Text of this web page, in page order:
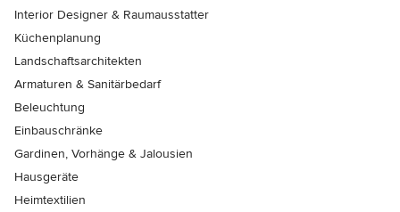
Interior Designer & Raumausstatter
Küchenplanung
Landschaftsarchitekten
Armaturen & Sanitärbedarf
Beleuchtung
Einbauschränke
Gardinen, Vorhänge & Jalousien
Hausgeräte
Heimtextilien